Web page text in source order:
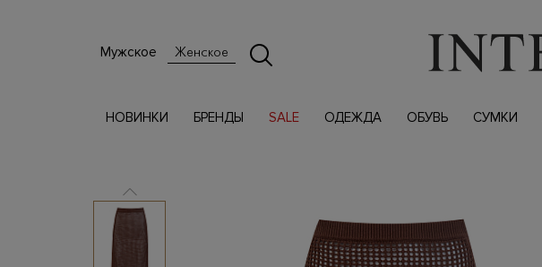
Мужское Женское
НОВИНКИ БРЕНДЫ SALE ОДЕЖДА ОБУВЬ СУМКИ